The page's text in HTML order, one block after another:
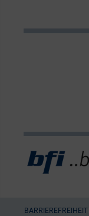
BARRIEREFREIHEIT